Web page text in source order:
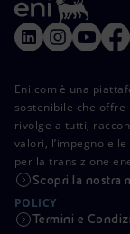
Eni.com è una
sostenibile che offre
rivolge a tutti,
valori, l’impegno e
per la transizione
Scopri la nostra
POLICY
Termini e